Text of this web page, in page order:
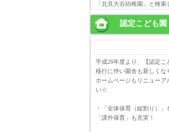
「北見大谷幼稚園」と検
認定こども
平成26年度より、【認定こ
移行に伴い園舎も新しく
ホームページもリニューア
い☆
・「全体保育（縦割り）
「課外保育」も充実！